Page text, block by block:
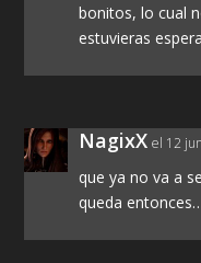
bonitos, lo cual
estuvieras
NagixX el 12
que ya no va a
queda